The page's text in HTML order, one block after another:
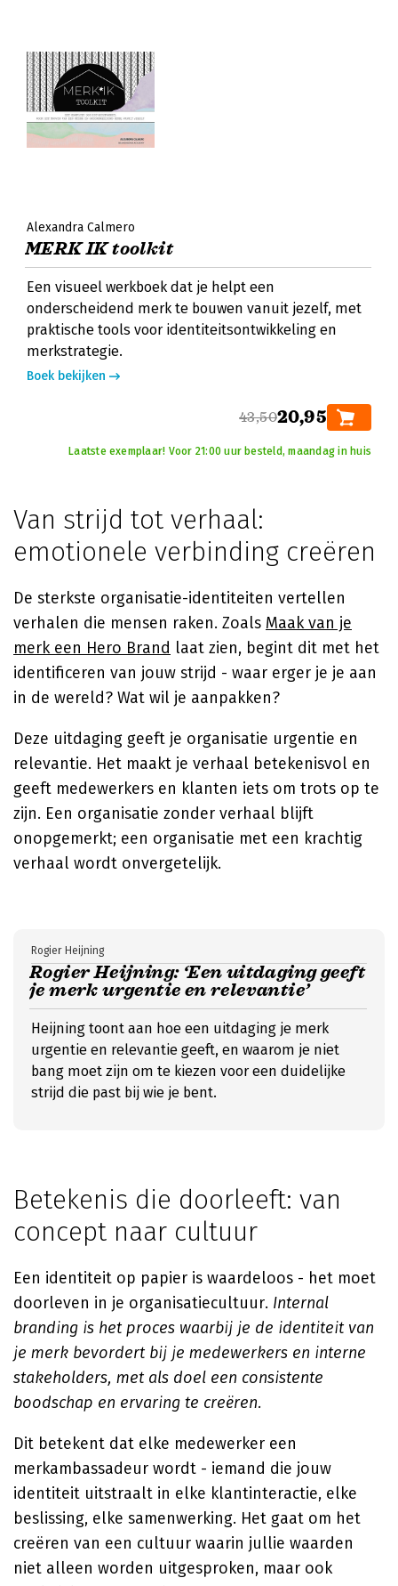
Alexandra Calmero
MERK IK toolkit
Een visueel werkboek dat je helpt een
onderscheidend merk te bouwen vanuit jezelf, met
praktische tools voor identiteitsontwikkeling en
merkstrategie.
Boek bekijken
43,5020,95
Laatste exemplaar! Voor 21:00 uur besteld, maandag in huis
Van strijd tot verhaal:
emotionele verbinding creëren
De sterkste organisatie-identiteiten vertellen
verhalen die mensen raken. Zoals Maak van je
merk een Hero Brand laat zien, begint dit met het
identificeren van jouw strijd - waar erger je je aan
in de wereld? Wat wil je aanpakken?
Deze uitdaging geeft je organisatie urgentie en
relevantie. Het maakt je verhaal betekenisvol en
geeft medewerkers en klanten iets om trots op te
zijn. Een organisatie zonder verhaal blijft
onopgemerkt; een organisatie met een krachtig
verhaal wordt onvergetelijk.
Rogier Heijning: ‘Een uitdaging geeft
je merk urgentie en relevantie’
Rogier Heijning
Heijning toont aan hoe een uitdaging je merk
urgentie en relevantie geeft, en waarom je niet
bang moet zijn om te kiezen voor een duidelijke
strijd die past bij wie je bent.
Betekenis die doorleeft: van
concept naar cultuur
Een identiteit op papier is waardeloos - het moet
doorleven in je organisatiecultuur. Internal
branding is het proces waarbij je de identiteit van
je merk bevordert bij je medewerkers en interne
stakeholders, met als doel een consistente
boodschap en ervaring te creëren.
Dit betekent dat elke medewerker een
merkambassadeur wordt - iemand die jouw
identiteit uitstraalt in elke klantinteractie, elke
beslissing, elke samenwerking. Het gaat om het
creëren van een cultuur waarin jullie waarden
niet alleen worden uitgesproken, maar ook